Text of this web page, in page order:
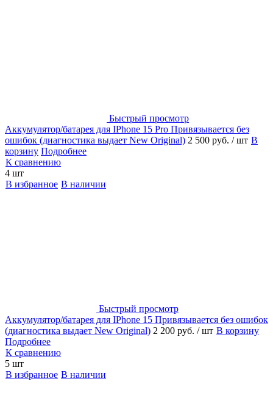
Быстрый просмотр
Аккумулятор/батарея для IPhone 15 Pro Привязывается без
ошибок (диагностика выдает New Original) 2 500 руб. / шт В
корзину Подробнее
К сравнению
4 шт
В избранное В наличии
Быстрый просмотр
Аккумулятор/батарея для IPhone 15 Привязывается без ошибок
(диагностика выдает New Original) 2 200 руб. / шт В корзину
Подробнее
К сравнению
5 шт
В избранное В наличии